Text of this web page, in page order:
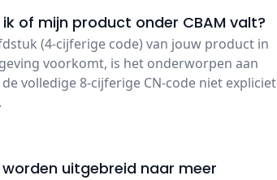
of mijn product onder CBAM valt?
(4-cijferige code) van jouw product in
voorkomt, is het onderworpen aan
de volledige 8-cijferige CN-code niet expliciet
worden uitgebreid naar meer